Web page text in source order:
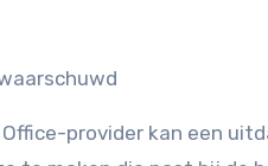
provider kan een